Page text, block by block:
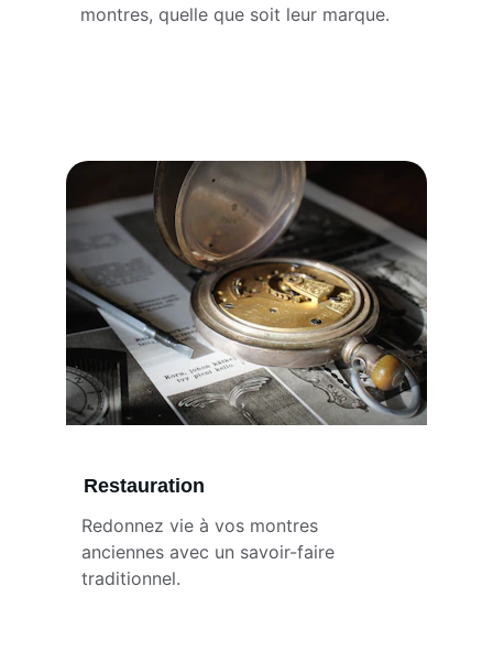
montres, quelle que soit leur marque.
Restauration
Redonnez vie à vos montres
anciennes avec un savoir-faire
traditionnel.